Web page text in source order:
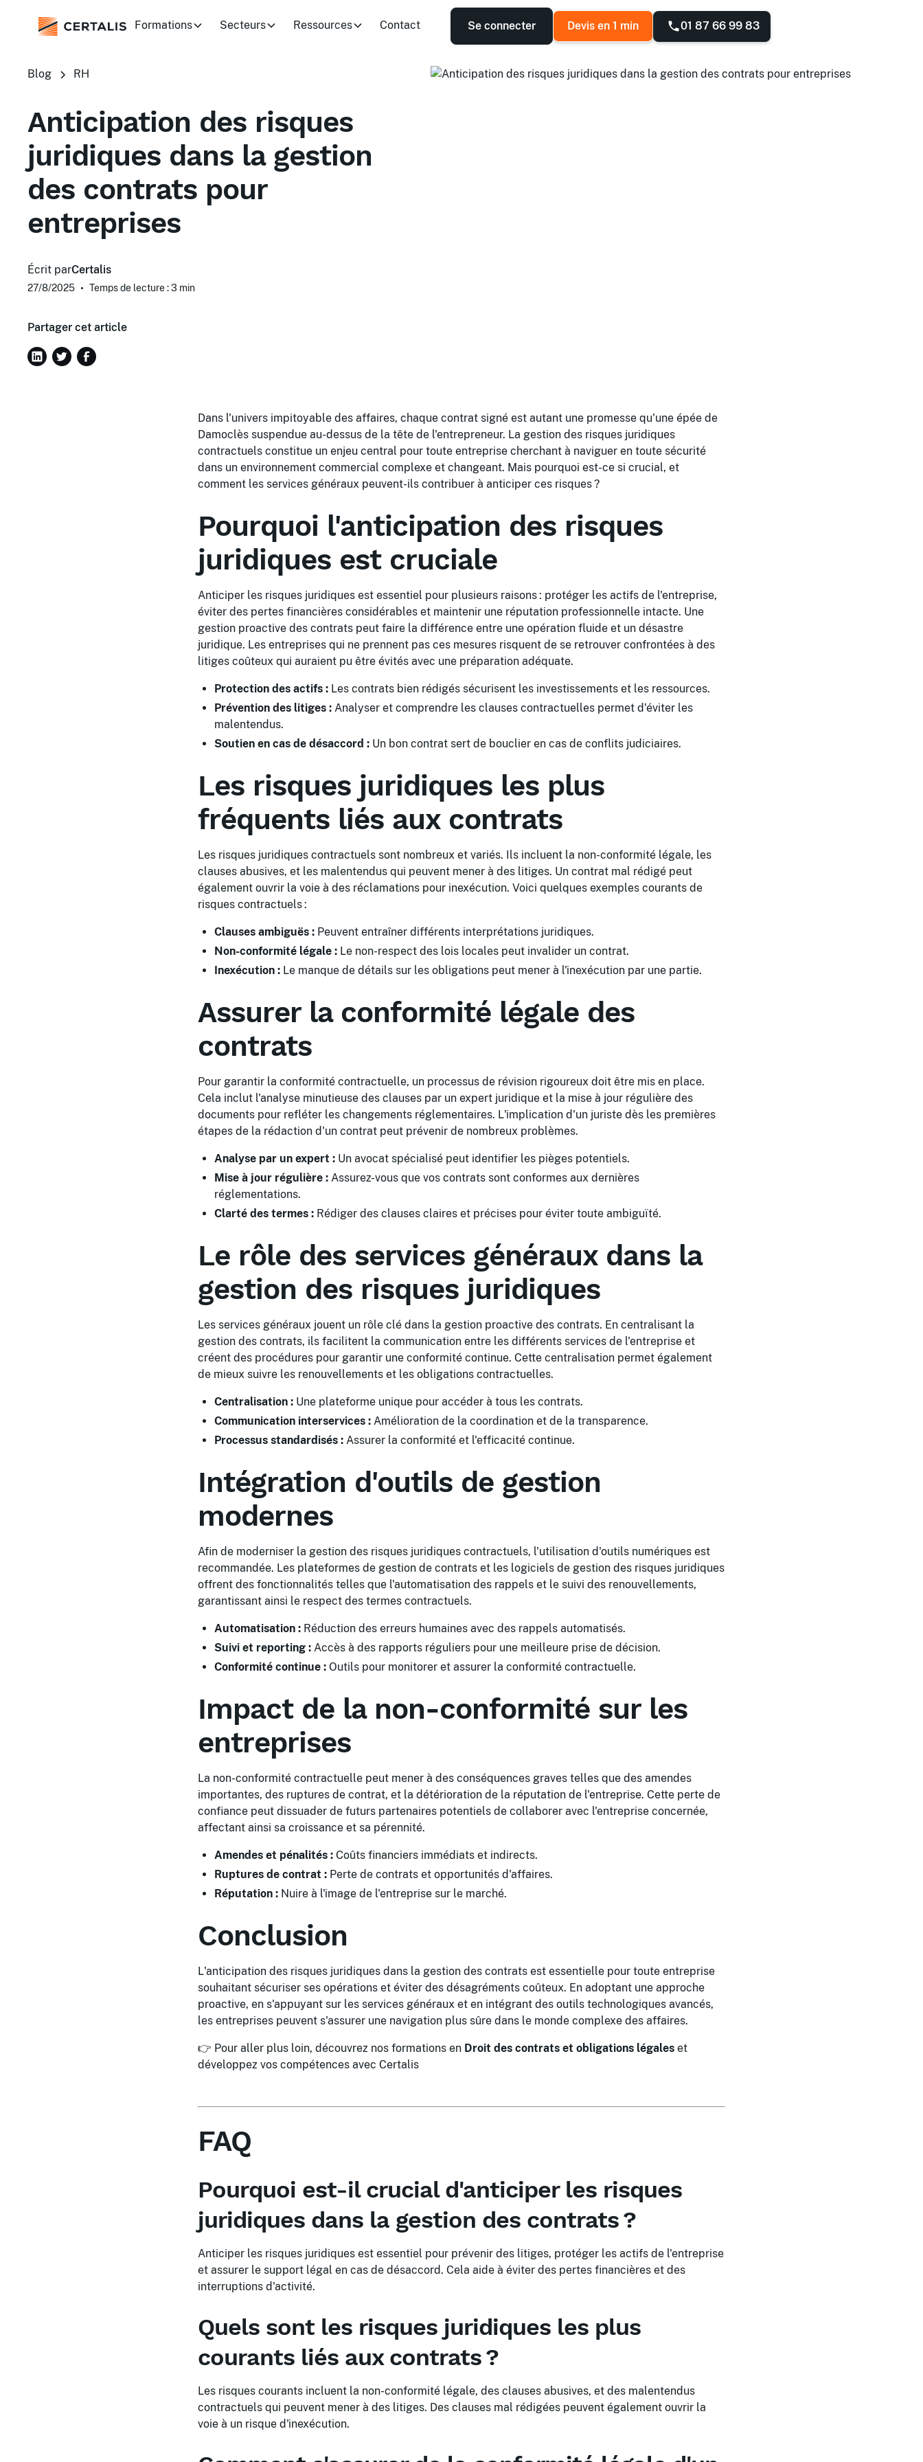
Formations Secteurs Ressources Contact Se connecter Devis en 1 min 01 87 66 99 83
Blog RH
Anticipation des risques
juridiques dans la gestion
des contrats pour
entreprises
Écrit parCertalis
27/8/2025 • Temps de lecture : 3 min
Partager cet article
Dans l'univers impitoyable des affaires, chaque contrat signé est autant une promesse qu'une épée de
Damoclès suspendue au-dessus de la tête de l'entrepreneur. La gestion des risques juridiques
contractuels constitue un enjeu central pour toute entreprise cherchant à naviguer en toute sécurité
dans un environnement commercial complexe et changeant. Mais pourquoi est-ce si crucial, et
comment les services généraux peuvent-ils contribuer à anticiper ces risques ?
Pourquoi l'anticipation des risques
juridiques est cruciale
Anticiper les risques juridiques est essentiel pour plusieurs raisons : protéger les actifs de l'entreprise,
éviter des pertes financières considérables et maintenir une réputation professionnelle intacte. Une
gestion proactive des contrats peut faire la différence entre une opération fluide et un désastre
juridique. Les entreprises qui ne prennent pas ces mesures risquent de se retrouver confrontées à des
litiges coûteux qui auraient pu être évités avec une préparation adéquate.
Protection des actifs : Les contrats bien rédigés sécurisent les investissements et les ressources.
Prévention des litiges : Analyser et comprendre les clauses contractuelles permet d'éviter les
malentendus.
Soutien en cas de désaccord : Un bon contrat sert de bouclier en cas de conflits judiciaires.
Les risques juridiques les plus
fréquents liés aux contrats
Les risques juridiques contractuels sont nombreux et variés. Ils incluent la non-conformité légale, les
clauses abusives, et les malentendus qui peuvent mener à des litiges. Un contrat mal rédigé peut
également ouvrir la voie à des réclamations pour inexécution. Voici quelques exemples courants de
risques contractuels :
Clauses ambiguës : Peuvent entraîner différents interprétations juridiques.
Non-conformité légale : Le non-respect des lois locales peut invalider un contrat.
Inexécution : Le manque de détails sur les obligations peut mener à l'inexécution par une partie.
Assurer la conformité légale des
contrats
Pour garantir la conformité contractuelle, un processus de révision rigoureux doit être mis en place.
Cela inclut l'analyse minutieuse des clauses par un expert juridique et la mise à jour régulière des
documents pour refléter les changements réglementaires. L'implication d'un juriste dès les premières
étapes de la rédaction d'un contrat peut prévenir de nombreux problèmes.
Analyse par un expert : Un avocat spécialisé peut identifier les pièges potentiels.
Mise à jour régulière : Assurez-vous que vos contrats sont conformes aux dernières
réglementations.
Clarté des termes : Rédiger des clauses claires et précises pour éviter toute ambiguïté.
Le rôle des services généraux dans la
gestion des risques juridiques
Les services généraux jouent un rôle clé dans la gestion proactive des contrats. En centralisant la
gestion des contrats, ils facilitent la communication entre les différents services de l'entreprise et
créent des procédures pour garantir une conformité continue. Cette centralisation permet également
de mieux suivre les renouvellements et les obligations contractuelles.
Centralisation : Une plateforme unique pour accéder à tous les contrats.
Communication interservices : Amélioration de la coordination et de la transparence.
Processus standardisés : Assurer la conformité et l'efficacité continue.
Intégration d'outils de gestion
modernes
Afin de moderniser la gestion des risques juridiques contractuels, l'utilisation d'outils numériques est
recommandée. Les plateformes de gestion de contrats et les logiciels de gestion des risques juridiques
offrent des fonctionnalités telles que l'automatisation des rappels et le suivi des renouvellements,
garantissant ainsi le respect des termes contractuels.
Automatisation : Réduction des erreurs humaines avec des rappels automatisés.
Suivi et reporting : Accès à des rapports réguliers pour une meilleure prise de décision.
Conformité continue : Outils pour monitorer et assurer la conformité contractuelle.
Impact de la non-conformité sur les
entreprises
La non-conformité contractuelle peut mener à des conséquences graves telles que des amendes
importantes, des ruptures de contrat, et la détérioration de la réputation de l'entreprise. Cette perte de
confiance peut dissuader de futurs partenaires potentiels de collaborer avec l'entreprise concernée,
affectant ainsi sa croissance et sa pérennité.
Amendes et pénalités : Coûts financiers immédiats et indirects.
Ruptures de contrat : Perte de contrats et opportunités d'affaires.
Réputation : Nuire à l'image de l'entreprise sur le marché.
Conclusion
L'anticipation des risques juridiques dans la gestion des contrats est essentielle pour toute entreprise
souhaitant sécuriser ses opérations et éviter des désagréments coûteux. En adoptant une approche
proactive, en s'appuyant sur les services généraux et en intégrant des outils technologiques avancés,
les entreprises peuvent s'assurer une navigation plus sûre dans le monde complexe des affaires.
👉 Pour aller plus loin, découvrez nos formations en Droit des contrats et obligations légales et
développez vos compétences avec Certalis
FAQ
Pourquoi est-il crucial d'anticiper les risques
juridiques dans la gestion des contrats ?
Anticiper les risques juridiques est essentiel pour prévenir des litiges, protéger les actifs de l'entreprise
et assurer le support légal en cas de désaccord. Cela aide à éviter des pertes financières et des
interruptions d'activité.
Quels sont les risques juridiques les plus
courants liés aux contrats ?
Les risques courants incluent la non-conformité légale, des clauses abusives, et des malentendus
contractuels qui peuvent mener à des litiges. Des clauses mal rédigées peuvent également ouvrir la
voie à un risque d'inexécution.